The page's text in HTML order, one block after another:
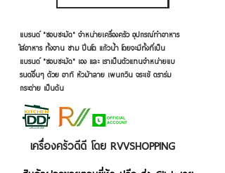
แบรนด์ "ชอบชะมัด" จำหน่ายเครื่องครัว อุปกรณ์ทำอาหาร
ใส่อาหาร ทั้งจาน ชาม ปิ่นโต แก้วน้ำ โดยจะมีทั้งที่เป็น
แบรนด์ "ชอบชะมัด" เอง และ เราเป็นตัวแทนจำหน่ายแบ
รนด์อื่นๆ ด้วย อาทิ หัวม้าลาย เพนกวิน จระเข้ ตราร่ม
กระต่าย เป็นต้น
เครื่องครัวดีดี โดย RVVSHOPPING